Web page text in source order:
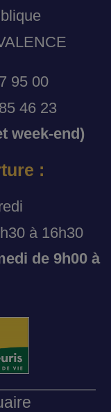
95 00
46 23
week-end)
:
à 16h30
de 9h00 à